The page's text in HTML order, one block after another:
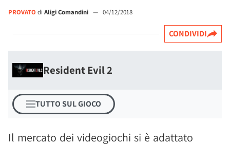
PROVATO di Aligi Comandini — 04/12/2018
CONDIVIDI
Resident Evil 2
TUTTO SUL GIOCO
Il mercato dei videogiochi si è adattato